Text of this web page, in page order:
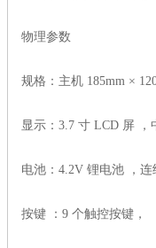
物理参数
规格：主机 185mm ×
显示： 3.7 寸 LCD 屏 ，
电池： 4.2V 锂电池 ，连
按键 ： 9 个触控按键，